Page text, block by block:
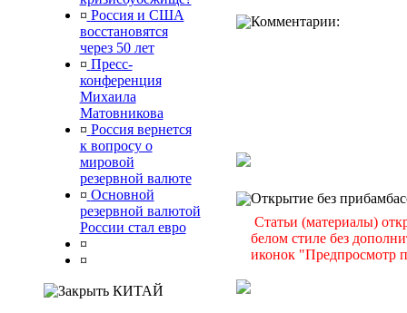
¤ Россия и США
восстановятся
через 50 лет
¤ Пресс-
конференция
Михаила
Матовникова
¤ Россия вернется
к вопросу о
мировой
резервной валюте
¤ Основной
резервной валютой
России стал евро
¤
¤
КИТАЙ
Комментарии:
Открытие без
Статьи (материалы)
белом стиле без
иконок "Предпросмотр